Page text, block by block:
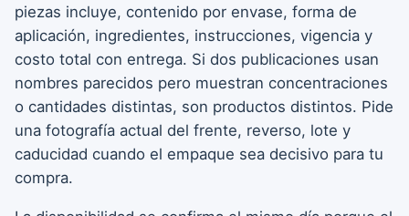
piezas incluye, contenido por envase, forma de
aplicación, ingredientes, instrucciones, vigencia y
costo total con entrega. Si dos publicaciones usan
nombres parecidos pero muestran concentraciones
o cantidades distintas, son productos distintos. Pide
una fotografía actual del frente, reverso, lote y
caducidad cuando el empaque sea decisivo para tu
compra.